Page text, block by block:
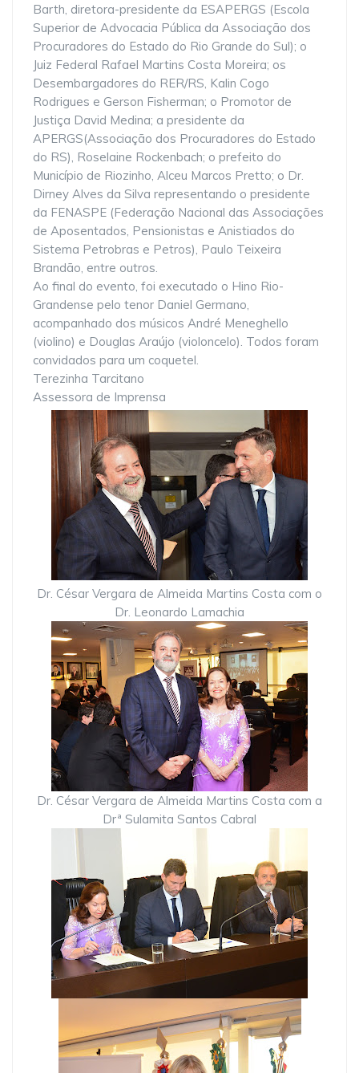
Barth, diretora-presidente da ESAPERGS (Escola
Superior de Advocacia Pública da Associação dos
Procuradores do Estado do Rio Grande do Sul); o
Juiz Federal Rafael Martins Costa Moreira; os
Desembargadores do RER/RS, Kalin Cogo
Rodrigues e Gerson Fisherman; o Promotor de
Justiça David Medina; a presidente da
APERGS(Associação dos Procuradores do Estado
do RS), Roselaine Rockenbach; o prefeito do
Município de Riozinho, Alceu Marcos Pretto; o Dr.
Dirney Alves da Silva representando o presidente
da FENASPE (Federação Nacional das Associações
de Aposentados, Pensionistas e Anistiados do
Sistema Petrobras e Petros), Paulo Teixeira
Brandão, entre outros.
Ao final do evento, foi executado o Hino Rio-
Grandense pelo tenor Daniel Germano,
acompanhado dos músicos André Meneghello
(violino) e Douglas Araújo (violoncelo). Todos foram
convidados para um coquetel.
Terezinha Tarcitano
Assessora de Imprensa
Dr. César Vergara de Almeida Martins Costa com o
Dr. Leonardo Lamachia
Dr. César Vergara de Almeida Martins Costa com a
Drª Sulamita Santos Cabral